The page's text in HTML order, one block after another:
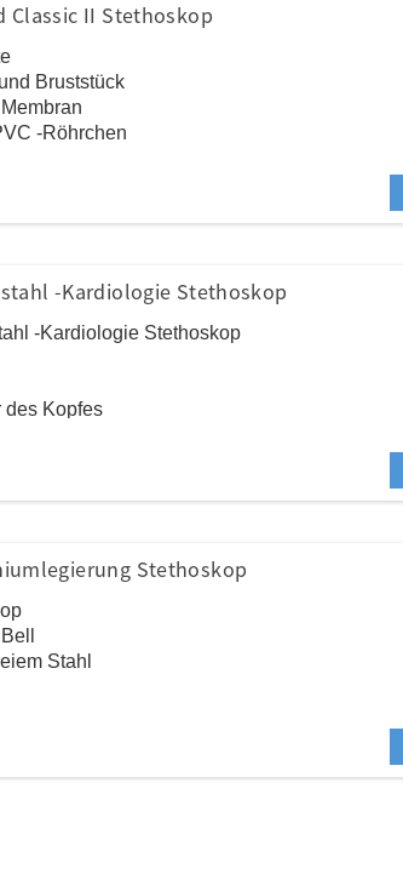
Classic II Stethoskop
Bruststück
-Röhrchen
-Kardiologie Stethoskop
-Kardiologie Stethoskop
des Kopfes
Stethoskop
Stahl